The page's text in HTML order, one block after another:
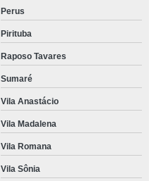
Perus
Pirituba
Raposo Tavares
Sumaré
Vila Anastácio
Vila Madalena
Vila Romana
Vila Sônia